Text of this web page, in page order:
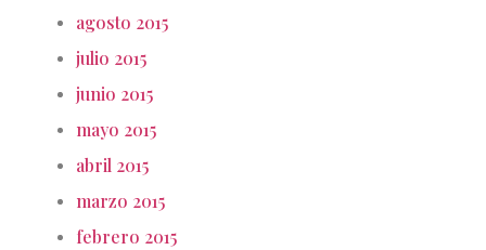
agosto 2015
julio 2015
junio 2015
mayo 2015
abril 2015
marzo 2015
febrero 2015